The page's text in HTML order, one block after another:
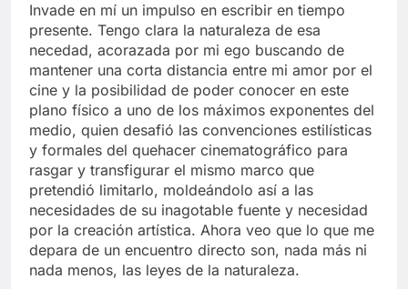
Invade en mí un impulso en escribir en tiempo
presente. Tengo clara la naturaleza de esa
necedad, acorazada por mi ego buscando de
mantener una corta distancia entre mi amor por el
cine y la posibilidad de poder conocer en este
plano físico a uno de los máximos exponentes del
medio, quien desafió las convenciones estilísticas
y formales del quehacer cinematográfico para
rasgar y transfigurar el mismo marco que
pretendió limitarlo, moldeándolo así a las
necesidades de su inagotable fuente y necesidad
por la creación artística. Ahora veo que lo que me
depara de un encuentro directo son, nada más ni
nada menos, las leyes de la naturaleza.